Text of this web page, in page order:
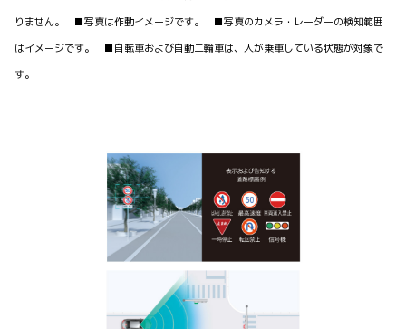
りません。 ■写真は作動イメージです。 ■写真のカメラ・レーダーの検知範囲
はイメージです。 ■自転車および自動二輪車は、人が乗車している状態が対象で
す。